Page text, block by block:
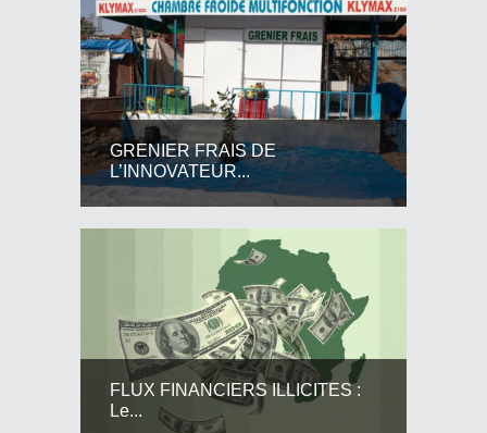
GRENIER FRAIS DE
L’INNOVATEUR...
FLUX FINANCIERS ILLICITES :
Le...